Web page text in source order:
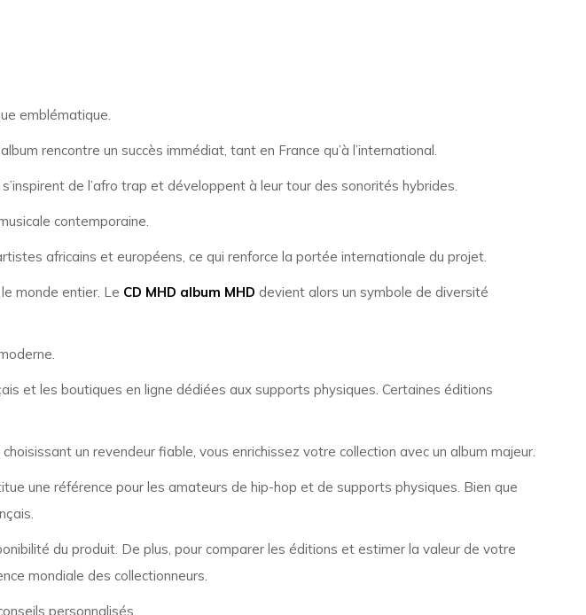
emblématique.
rencontre un succès immédiat, tant en France qu’à l’international.
de l’afro trap et développent à leur tour des sonorités hybrides.
contemporaine.
africains et européens, ce qui renforce la portée internationale du projet.
monde entier. Le CD MHD album MHD devient alors un symbole de diversité
et les boutiques en ligne dédiées aux supports physiques. Certaines éditions
un revendeur fiable, vous enrichissez votre collection avec un album majeur.
une référence pour les amateurs de hip-hop et de supports physiques. Bien que
du produit. De plus, pour comparer les éditions et estimer la valeur de votre
mondiale des collectionneurs.
personnalisés.